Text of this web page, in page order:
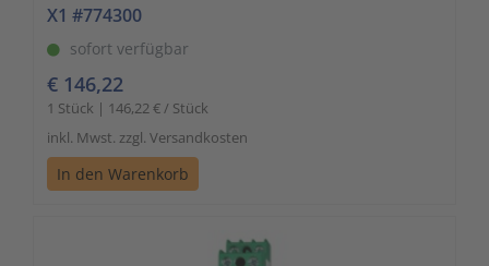
X1 #774300
sofort verfügbar
€ 146,22
1 Stück | 146,22 € / Stück
inkl. Mwst. zzgl. Versandkosten
In den Warenkorb